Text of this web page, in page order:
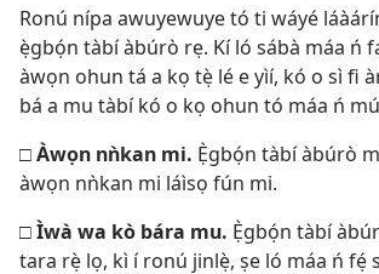
Ronú nípa awuyewuye tó ti wáyé
ẹ̀gbọ́n tàbí àbúrò rẹ. Kí ló sábà máa ń
àwọn ohun tá a kọ tẹ̀ lé e yìí, kó o sì fi
bá a mu tàbí kó o kọ ohun tó máa ń
□Àwọn nǹkan mi. Ẹ̀gbọ́n tàbí àbúrò
àwọn nǹkan mi láìsọ fún mi.
□Ìwà wa kò bára mu. Ẹ̀gbọ́n tàbí
tara rẹ̀ lọ, kì í ronú jinlẹ̀, ṣe ló máa ń fẹ́